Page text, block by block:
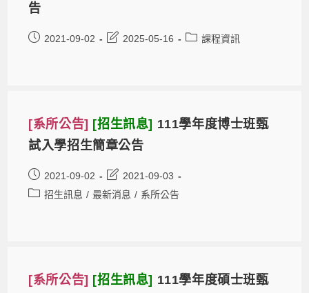
告
2021-09-02 2025-05-16 課程資訊
[系所公告] [招生訊息] 111學年度博士班甄
試入學招生簡章公告
2021-09-02
2021-09-03
招生訊息 / 最新消息 / 系所公告
[系所公告] [招生訊息] 111學年度碩士班甄